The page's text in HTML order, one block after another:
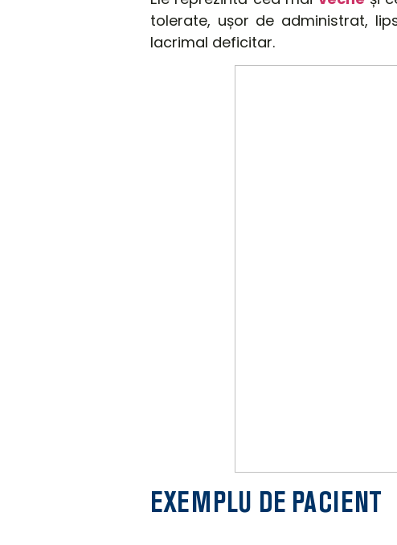
tolerate, ușor de administrat,
lacrimal deficitar.
EXEMPLU DE PACIENT